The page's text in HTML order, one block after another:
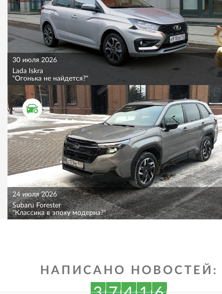
30 июля 2026
Lada Iskra
"Огонька не найдется?"
ТЕСТ ДРАЙВ
24 июля 2026
Subaru Forester
"Классика в эпоху модерна?"
НАПИСАНО НОВОСТЕЙ: